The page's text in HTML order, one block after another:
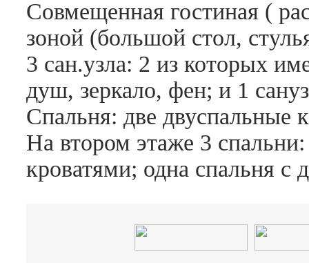
Совмещенная гостиная (
зоной (большой стол,
3 сан.узла: 2 из которых
душ, зеркало, фен; и 1
Спальня: две двуспальные
На втором этаже 3
кроватями; одна спальня с